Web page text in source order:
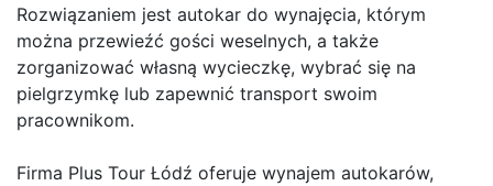
Rozwiązaniem jest autokar do wynajęcia, którym
można przewieźć gości weselnych, a także
zorganizować własną wycieczkę, wybrać się na
pielgrzymkę lub zapewnić transport swoim
pracownikom.
Firma Plus Tour Łódź oferuje wynajem autokarów,